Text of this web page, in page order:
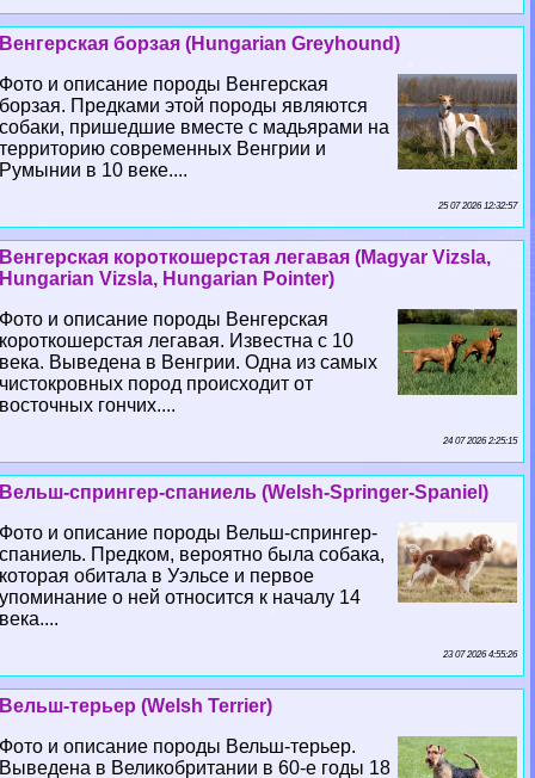
Венгерская борзая (Hungarian Greyhound)
Фото и описание породы Венгерская
борзая. Предками этой породы являются
собаки, пришедшие вместе с мадьярами на
территорию современных Венгрии и
Румынии в 10 веке....
25 07 2026 12:32:57
Венгерская короткошерстая легавая (Magyar Vizsla,
Hungarian Vizsla, Hungarian Pointer)
Фото и описание породы Венгерская
короткошерстая легавая. Известна с 10
века. Выведена в Венгрии. Одна из самых
чистокровных пород происходит от
восточных гончих....
24 07 2026 2:25:15
Вельш-спрингер-спаниель (Welsh-Springer-Spaniel)
Фото и описание породы Вельш-спрингер-
спаниель. Предком, вероятно была собака,
которая обитала в Уэльсе и первое
упоминание о ней относится к началу 14
века....
23 07 2026 4:55:26
Вельш-терьер (Welsh Terrier)
Фото и описание породы Вельш-терьер.
Выведена в Великобритании в 60-е годы 18